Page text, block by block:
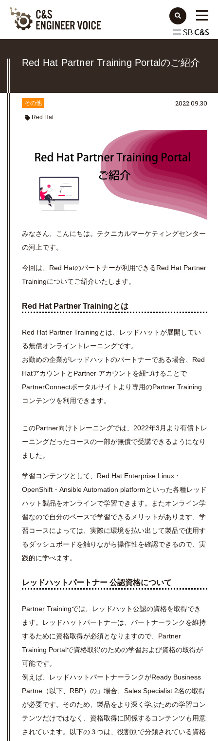
Red Hat Partner Training Portalのご紹介
その他
Red Hat
2022.09.30
みなさん、こんにちは。テクニカルマーケティングセンター
の河上です。
今回は、Red Hatのパートナーが利用できるRed Hat Partner
Trainingについてご紹介いたします。
Red Hat Partner Trainingとは
Red Hat Partner Trainingとは、レッドハットが展開してい
る無償オンライントレーニングです。
お勤めの企業がレッドハットのパートナーである場合、Red
HatアカウントとPartner アカウントを紐づけることで
PartnerConnectポータルサイトより専用のPartner Training
コンテンツを利用できます。
このPartner向けトレーニングでは、2022年3月より有償トレ
ーニングだったコースの一部が無償で受講できるようになり
ました。
学習コンテンツとして、Red Hat Enterprise Linux・
OpenShift・Ansible Automation platformといった各種レッド
ハット製品をオンラインで学習できます。またオンライン学
習なので自分のペースで学習できるメリットがあります、学
習コースによっては、実際に環境を払い出して製品で使用す
るダッシュボードを触りながら操作性を確認できるので、実
践的に学べます。
レッドハットパートナー 公認資格について
Partner Trainingでは、レッドハット公認の資格を取得でき
ます。レッドハットパートナーは、パートナーランクを維持
するために資格取得が必須となりますので、Partner
Training Portalで資格取得のための学習および資格の取得が
可能です。
例えば、レッドハットパートナーランクがReady Business
Partne（以下、RBP）の」場合、Sales Specialist 2名の取得
が必要です。そのため、製品をより深く学ぶための学習コン
テンツだけではなく、資格取得に関係するコンテンツも用意
されています。以下の３つは、役割別で分類されている資格